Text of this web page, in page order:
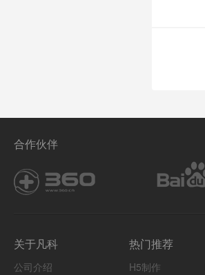
合作伙伴
关于凡科
公司介绍
热门推荐
H5制作